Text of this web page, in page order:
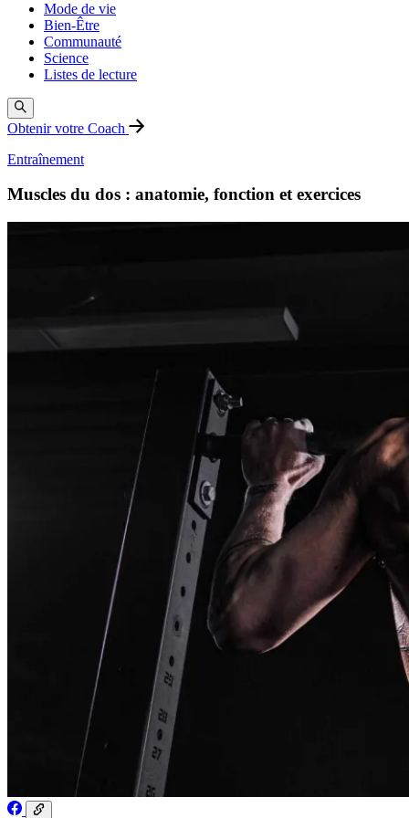
Mode de vie
Bien-Être
Communauté
Science
Listes de lecture
Obtenir votre Coach
Entraînement
Muscles du dos : anatomie, fonction et exercices